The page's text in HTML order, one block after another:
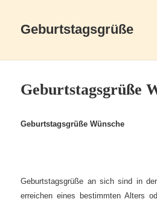
Geburtstagsgrüße
Geburtstagsgrüße
Geburtstagsgrüße Wünsche
Geburtstagsgrüße an sich sind in
erreichen eines bestimmten Alters